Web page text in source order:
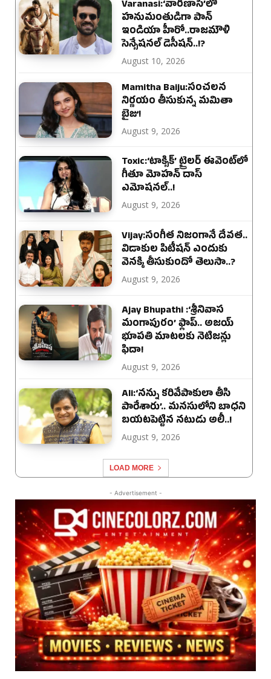
Varanasi:‘వారణాసి’లో
హ‌నుమంతుడిగా పాన్
ఇండియా హీరో..రాజమౌళి
సెన్సేషనల్ డెసీషన్..!?
August 10, 2026
Mamitha Baiju:సంచలన
నిర్ణయం తీసుకున్న మమితా
బైజు!
August 9, 2026
Toxic:‘టాక్సిక్’ ట్రైలర్ ఈవెంట్‌లో
గీతూ మోహన్ దాస్
ఎమోషనల్..!
August 9, 2026
Vijay:సంగీత నిజంగానే దేవత..
విడాకుల పిటీషన్ ఎందుకు
వెనక్కి తీసుకుందో తెలుసా..?
August 9, 2026
Ajay Bhupathi :‘శ్రీనివాస
మంగాపురం’ ఫ్లాప్.. అజయ్
భూపతి మాటలకు నెటిజన్లు
ఫిదా!
August 9, 2026
Ali:‘నన్ను కరివేపాకులా తీసి
పారేశారు’.. మనసులోని బాధని
బయటపెట్టిన నటుడు అలీ..!
August 9, 2026
LOAD MORE
- Advertisement -